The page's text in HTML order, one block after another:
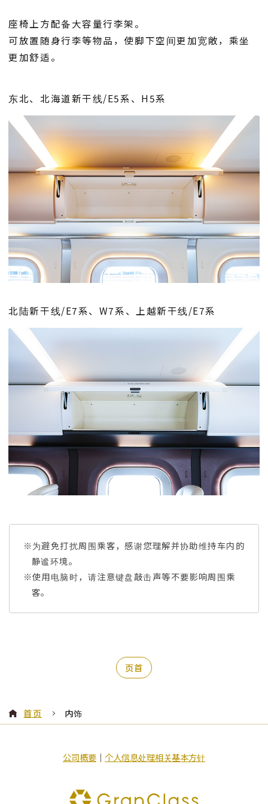
座椅上方配备大容量行李架。
可放置随身行李等物品，使脚下空间更加宽敞，乘坐
更加舒适。
东北、北海道新干线/E5系、H5系
北陆新干线/E7系、W7系、上越新干线/E7系
※为避免打扰周围乘客，感谢您理解并协助维持车内的
静谧环境。
※使用电脑时，请注意键盘敲击声等不要影响周围乘
客。
页首
首页 内饰
公司概要 ｜ 个人信息处理相关基本方针